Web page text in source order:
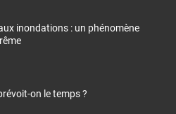
inondations : un phénomène
on le temps ?